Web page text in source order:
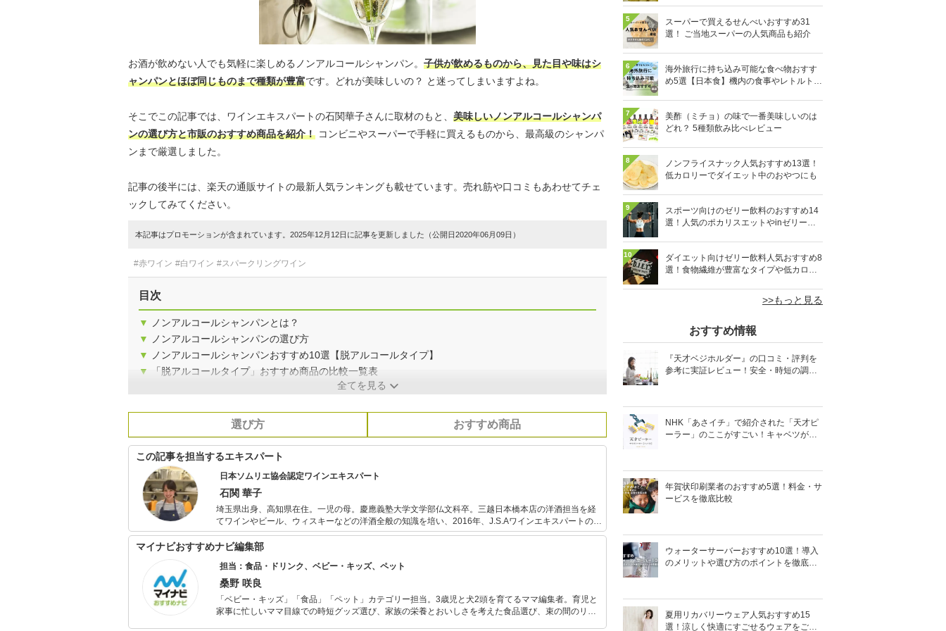
お酒が飲めない人でも気軽に楽しめるノンアルコールシャンパン。 子供が飲めるものから、見た目や味はシ
ャンパンとほぼ同じものまで種類が豊富です。どれが美味しいの？ と迷ってしまいますよね。
そこでこの記事では、ワインエキスパートの石関華子さんに取材のもと、 美味しいノンアルコールシャンパ
ンの選び方と市販のおすすめ商品を紹介！ コンビニやスーパーで手軽に買えるものから、最高級のシャンパ
ンまで厳選しました。
記事の後半には、楽天の通販サイトの最新人気ランキングも載せています。売れ筋や口コミもあわせてチェ
ックしてみてください。
本記事はプロモーションが含まれています。2025年12月12日に記事を更新しました（公開日2020年06月09日）
#赤ワイン #白ワイン #スパークリングワイン
目次
▼
ノンアルコールシャンパンとは？
▼
ノンアルコールシャンパンの選び方
▼
ノンアルコールシャンパンおすすめ10選【脱アルコールタイプ】
▼
「脱アルコールタイプ」おすすめ商品の比較一覧表
全てを見る
選び方 おすすめ商品
この記事を担当するエキスパート
日本ソムリエ協会認定ワインエキスパート
石関 華子
埼玉県出身、高知県在住。一児の母。慶應義塾大学文学部仏文科卒。三越日本橋本店の洋酒担当を経
てワインやビール、ウィスキーなどの洋酒全般の知識を培い、2016年、J.S.Aワインエキスパートの資
格を取得。 現在はOffice Le Lionの代表として、高知県内のワイナリーのアドバイザーやワイン検定の
講師を務める一方、ワインに関連する記事やコラム等の執筆も多数手がけています。2019年、日本ソ
マイナビおすすめナビ編集部
担当：食品・ドリンク、ベビー・キッズ、ペット
桑野 咲良
「ベビー・キッズ」「食品」「ペット」カテゴリー担当。3歳児と犬2頭を育てるママ編集者。育児と
家事に忙しいママ目線での時短グッズ選び、家族の栄養とおいしさを考えた食品選び、束の間のリラ
5
スーパーで買えるせんべいおすすめ31
選！ ご当地スーパーの人気商品も紹介
6
海外旅行に持ち込み可能な食べ物おすす
め5選【日本食】機内の食事やレトルト食
7
美酢（ミチョ）の味で一番美味しいのは
どれ？ 5種類飲み比べレビュー
8
ノンフライスナック人気おすすめ13選！
低カロリーでダイエット中のおやつにも
9
スポーツ向けのゼリー飲料のおすすめ14
選！人気のポカリスエットやinゼリーな
10
ダイエット向けゼリー飲料人気おすすめ8
選！食物繊維が豊富なタイプや低カロリ
>>もっと見る
おすすめ情報
『天才ベジホルダー』の口コミ・評判を
参考に実証レビュー！安全・時短の調理
NHK「あさイチ」で紹介された「天才ピ
ーラー」のここがすごい！キャベツがほ
年賀状印刷業者のおすすめ5選！料金・サ
ービスを徹底比較
ウォーターサーバーおすすめ10選！導入
のメリットや選び方のポイントを徹底解
夏用リカバリーウェア人気おすすめ15
選！涼しく快適にすごせるウェアをご紹